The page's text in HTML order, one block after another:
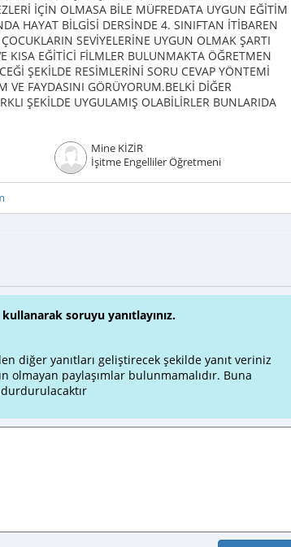
İÇİN OLMASA BİLE MÜFREDATA UYGUN EĞİTİM
HAYAT BİLGİSİ DERSİNDE 4. SINIFTAN İTİBAREN
SEVİYELERİNE UYGUN OLMAK ŞARTI
KISA EĞİTİCİ FİLMLER BULUNMAKTA ÖĞRETMEN
ŞEKİLDE RESİMLERİNİ SORU CEVAP YÖNTEMİ
VE FAYDASINI GÖRÜYORUM.BELKİ DİĞER
ŞEKİLDE UYGULAMIŞ OLABİLİRLER BUNLARIDA
Mine KİZİR
İşitme Engelliler Öğretmeni
soruyu yanıtlayınız.
diğer yanıtları geliştirecek şekilde yanıt veriniz
olmayan paylaşımlar bulunmamalıdır. Buna